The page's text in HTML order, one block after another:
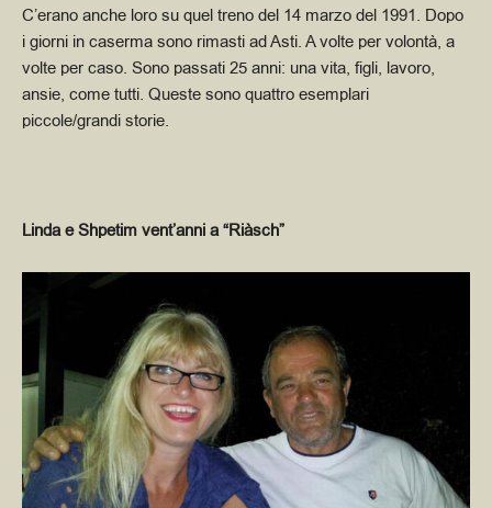
C’erano anche loro su quel treno del 14 marzo del 1991. Dopo
i giorni in caserma sono rimasti ad Asti. A volte per volontà, a
volte per caso. Sono passati 25 anni: una vita, figli, lavoro,
ansie, come tutti. Queste sono quattro esemplari
piccole/grandi storie.
Linda e Shpetim vent’anni a “Riàsch”